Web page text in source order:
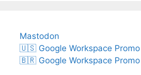
Mastodon
🇺🇸 Google Workspace Promo
🇧🇷 Google Workspace Promo